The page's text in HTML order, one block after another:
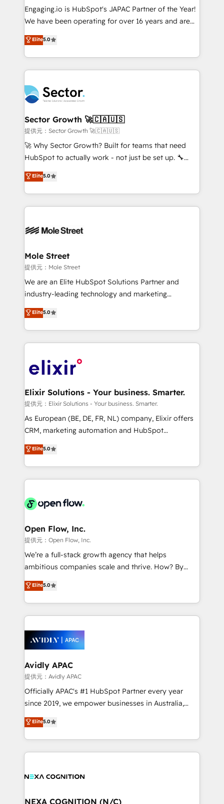
contratar e pagar a HubSpot em reais com nota
fiscal no Brasil e gerar economia de até 50% na
Oferecemos ainda agentes de IA especializados em
HubSpot que automatizam tarefas executam rotinas
empresas em 13 países utilizam a Nexforce. Somos
a maior parceira da HubSpot na América Latina e
líder no ranking global de sucesso do cliente da
HubSpot.
Engaging.io is HubSpot's JAPAC Partner of the Year!
We have been operating for over 16 years and are
one of HubSpot's most experienced and technically
capable Agency Partners globally. We specialise in
complex CRM migrations, implementations,
integrations, custom CMS portal development,
businesses. Our teams are based in North America
and APAC. We are HubSpot's top-ranked Advanced
Implementation Certified Partner and we contribute
to their advisory council. We strive to do 'good work
with good people' and have worked with incredible
brands. You can see some of them on our website,
Elite5.0
Sector Growth 🚀🇨🇦🇺🇸
提供元：Sector Growth 🚀🇨🇦🇺🇸
🚀 Why Sector Growth? Built for teams that need
HubSpot to actually work - not just be set up. 🔧
HubSpot Experts: Onboarding, migrations,
automation, and training built for adoption. ⚡ Highly
Technical Execution: ERP, EMR and Custom
Integrations; complex builds delivered in weeks, not
workflows; automation agents; process optimization
Healthcare: HIPAA implementations; secure data
workflows 💼 Financial Services: compliant
workflows; audit-ready reporting ⚖️ Legal: client
intake; pipeline and document workflows 🛒 E-
revenue automation 🏢 Real Estate: deal pipelines;
portfolio and lifecycle management 🏭
HIPAA-aware; CASL-compliant; GDPR-ready
implementations where required 💡 Why 500+
built to scale.
Elite5.0
Mole Street
提供元：Mole Street
We are an Elite HubSpot Solutions Partner and
industry-leading technology and marketing
consultancy. Our focus is on enterprise and mid-
market B2B companies globally that want a strategic
approach to execute their goals through creative
applications of our solutions; Technical HubSpot
Design, Migrations + Integrations. Mole Street’s
greatness, which is achieved through creating
absolute clarity, derived from a well-defined
strategy, executed well, and reported on with clear
results. The culture is driven by core values; Joy, Grit,
Mindedness, and Clarity. We are driven to win for the
collective good of the company and its clientele, and
things are happening.
Elite5.0
Elixir Solutions - Your business. Smarter.
提供元：Elixir Solutions - Your business. Smarter.
As European (BE, DE, FR, NL) company, Elixir offers
CRM, marketing automation and HubSpot
integration products and services to mid-market
and enterprise customers. We ensure that your sales,
service and marketing department operates in the
most effective way, while at the same time
integrated buyers journey. Elixir is located in
and Amsterdam. Elixir is a first mover and leader
when it comes to HubSpot sales and service
implementations, highly renowned for our business
acumen, process (re-)design experience and a
integrate HubSpot with complex solutions like SAP,
MicroSoft, custom solutions,... Our company also has
Retail execution, CPQ, customer portals and
HubSpot CMS developments. And we're champions
Elite5.0
Open Flow, Inc.
提供元：Open Flow, Inc.
We’re a full-stack growth agency that helps
ambitious companies scale and thrive. How? By
upgrading and streamlining every single revenue-
generating aspect of your business. We’re proud
HubSpot Elite Solutions Partners and devout CRM
nerds who can harness HubSpot’s custom digital
experience. Working hand-in-hand with your team,
we’ll assemble a RevOps machine that drives more
traffic, generates better leads and crushes your
revenue goals. We've worked with thousands of
HubSpot customers and we'd love to work with you
too! Clients come to us for: Advanced CRM solutions
HubSpot Data System Migrations between systems
to HubSpot New lead generation strategies Time-
Elite5.0
Avidly APAC
提供元：Avidly APAC
Officially APAC's #1 HubSpot Partner every year
since 2019, we empower businesses in Australia,
New Zealand, and globally to realise their full
potential through enterprise HubSpot CRM
implementation. And we deliver best practice across
the whole HubSpot platform, covering marketing,
all businesses, from start-up to Enterprise, and have
the world. Our human approach to digital
Elite5.0
NEXA COGNITION (N/C)